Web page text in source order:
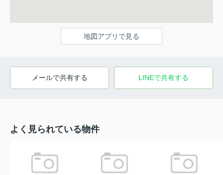
地図アプリで見る
メールで共有する LINEで共有する
よく見られている物件